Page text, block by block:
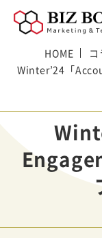
HOME
Winter’24「